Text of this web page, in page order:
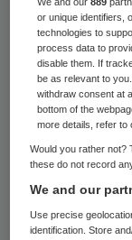
Iedereen
praktijk
voor
Zaken. “We
elkaar wat
opzichte
stappen te
or unique identifiers,
technologies to
process data to
disable them. If
be as relevant to
withdraw consent at
bottom of the
more details, refer to
Would you rather not?
these do not record
We and our
Use precise
identification. Store